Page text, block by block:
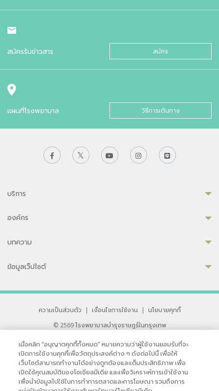
สมัครรับข่าวสาร สมัคร
แผนที่โรงพยาบาล วิธีการเดินทาง
บริการ
องค์กร
บทความ
ข้อมูลเว็ปไซต์
ความเป็นส่วนตัว | เงื่อนไขการใช้งาน |
นโยบายคุกกี้
© 2569 โรงพยาบาลบำรุงราษฎร์ในกรุงเทพ
33 สุขุมวิท ซอย 3 เขตวัฒนา กรุงเทพ 10110 ประเทศไทย
หากท่านมีข้อคิดเห็นหรือปัญหาในการใช้เว็บไซต์ของเรา
เมื่อคลิก “อนุญาตคุกกี้ทั้งหมด” หมายความว่าผู้ใช้งานยอมรับที่จะ
เปิดการใช้งานคุกกี้เพื่อวัตถุประสงค์ต่าง ๆ ดังต่อไปนี้ เพื่อให้
เว็บไซต์สามารถทำงานได้อย่างถูกต้องและเต็มประสิทธิภาพ เพื่อ
เปิดใช้คุณสมบัติของโซเชียลมีเดีย และเพื่อวิเคราะห์การเข้าใช้งาน
เพื่อนำข้อมูลไปใช้ในการทำการตลาดและการโฆษณา รวมถึงการ